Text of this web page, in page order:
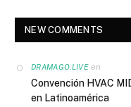
NEW COMMENTS
DRAMAGO.LIVEen
Convención HVAC
en Latinoamérica